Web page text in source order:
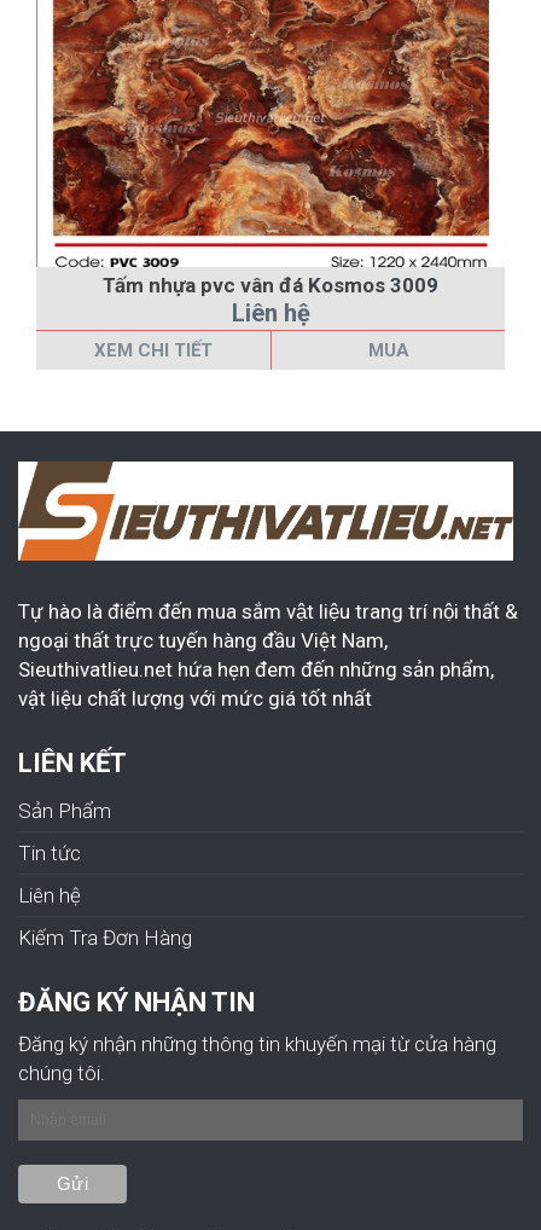
Tấm nhựa pvc vân đá Kosmos 3009
Liên hệ
XEM CHI TIẾT MUA
Tự hào là điểm đến mua sắm vật liệu trang trí nội thất &
ngoại thất trực tuyến hàng đầu Việt Nam,
Sieuthivatlieu.net hứa hẹn đem đến những sản phẩm,
vật liệu chất lượng với mức giá tốt nhất
LIÊN KẾT
Sản Phẩm
Tin tức
Liên hệ
Kiếm Tra Đơn Hàng
ĐĂNG KÝ NHẬN TIN
Đăng ký nhận những thông tin khuyến mại từ cửa hàng
chúng tôi.